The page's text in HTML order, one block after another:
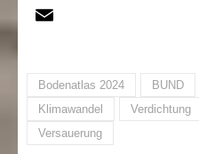
Bodenatlas 2024 BUND
Klimawandel
Verdichtung
Versauerung